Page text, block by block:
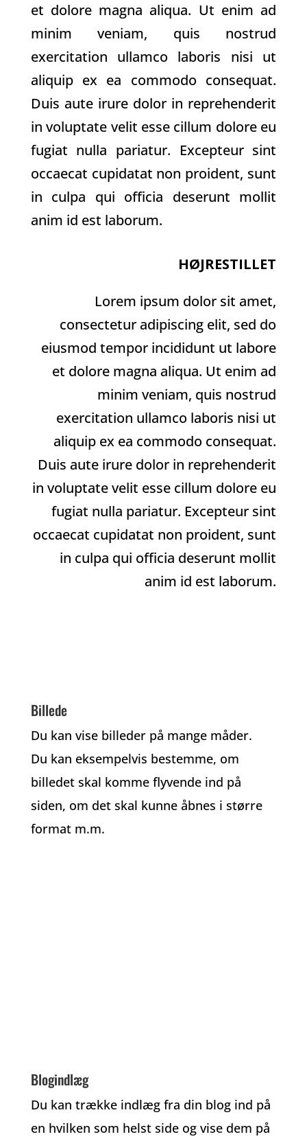
et dolore magna aliqua. Ut enim ad
minim veniam, quis nostrud
exercitation ullamco laboris nisi ut
aliquip ex ea commodo consequat.
Duis aute irure dolor in reprehenderit
in voluptate velit esse cillum dolore eu
fugiat nulla pariatur. Excepteur sint
occaecat cupidatat non proident, sunt
in culpa qui officia deserunt mollit
anim id est laborum.
HØJRESTILLET
Lorem ipsum dolor sit amet,
consectetur adipiscing elit, sed do
eiusmod tempor incididunt ut labore
et dolore magna aliqua. Ut enim ad
minim veniam, quis nostrud
exercitation ullamco laboris nisi ut
aliquip ex ea commodo consequat.
Duis aute irure dolor in reprehenderit
in voluptate velit esse cillum dolore eu
fugiat nulla pariatur. Excepteur sint
occaecat cupidatat non proident, sunt
in culpa qui officia deserunt mollit
anim id est laborum.
Billede
Du kan vise billeder på mange måder.
Du kan eksempelvis bestemme, om
billedet skal komme flyvende ind på
siden, om det skal kunne åbnes i større
format m.m.
Blogindlæg
Du kan trække indlæg fra din blog ind på
en hvilken som helst side og vise dem på